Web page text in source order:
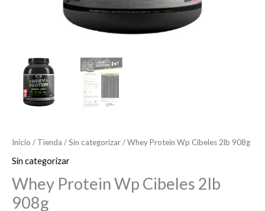
Inicio / Tienda /Sin categorizar/ Whey Protein Wp Cibeles 2lb 908g
Sin categorizar
Whey Protein Wp Cibeles 2lb
908g